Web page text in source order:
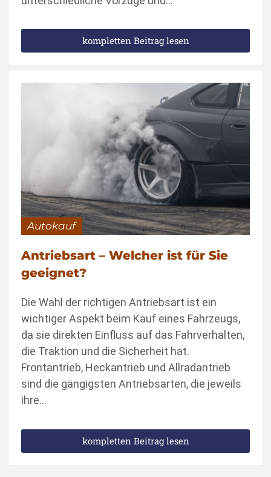
kompletten Beitrag lesen
Autokauf
Antriebsart – Welcher ist für Sie
geeignet?
Die Wahl der richtigen Antriebsart ist ein
wichtiger Aspekt beim Kauf eines Fahrzeugs,
da sie direkten Einfluss auf das Fahrverhalten,
die Traktion und die Sicherheit hat.
Frontantrieb, Heckantrieb und Allradantrieb
sind die gängigsten Antriebsarten, die jeweils
ihre…
kompletten Beitrag lesen